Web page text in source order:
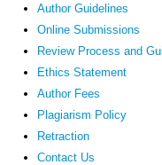
Author Guidelines
Online Submissions
Review Process and
Ethics Statement
Author Fees
Plagiarism Policy
Retraction
Contact Us